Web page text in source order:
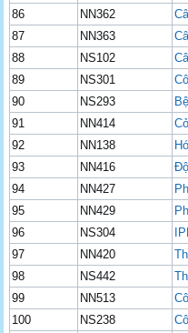
86
NN362
87
NN363
88
NS102
89
NS301
90
NS293
91
NN414
92
NN138
93
NN416
94
NN427
95
NN429
96
NS304
97
NN420
98
NS442
99
NN513
100
NS238